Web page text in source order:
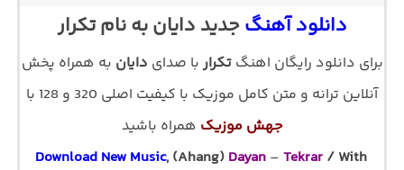
دانلود آهنگجدید دایان به نام تکرار
برای دانلود رایگان اهنگتکرار با صدای دایان به همراه پخش
آنلاین ترانه و متن کامل موزیک با کیفیت اصلی 320 و 128 با
جهش موزیک همراه باشید
Download New Music, (Ahang) Dayan– Tekrar/ With